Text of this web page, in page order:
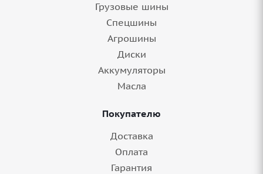
Грузовые шины
Спецшины
Агрошины
Диски
Аккумуляторы
Масла
Покупателю
Доставка
Оплата
Гарантия